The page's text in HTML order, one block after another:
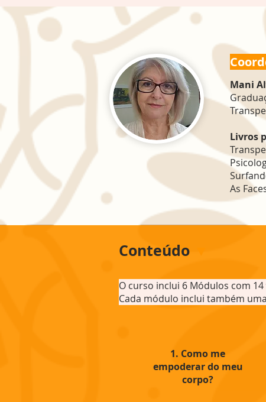
Mani
Livros
As
Conteúdo
O curso inclui 6 Módulos com
Cada módulo inclui também
1. Como me
empoderar do meu
corpo?